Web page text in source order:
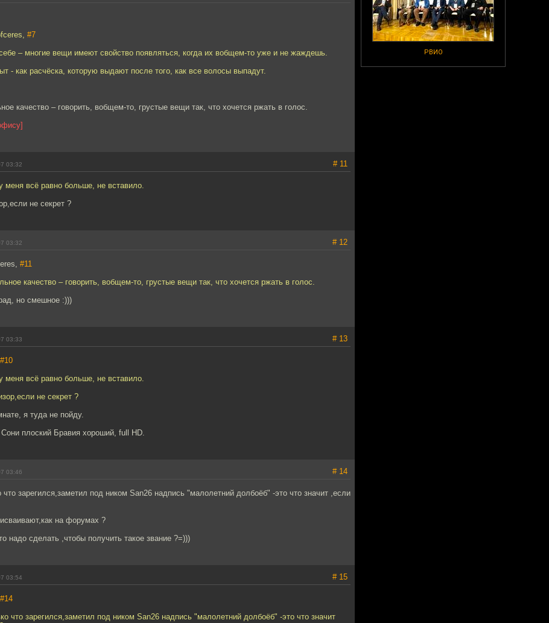
РВИО
#7
– многие вещи имеют свойство появляться, когда их вобщем-то уже и не жаждешь.
- как расчёска, которую выдают после того, как все волосы выпадут.
качество – говорить, вобщем-то, грустые вещи так, что хочется ржать в голос.
03:32 # 11
меня всё равно больше, не вставило.
не секрет ?
03:32 # 12
#11
качество – говорить, вобщем-то, грустые вещи так, что хочется ржать в голос.
но смешное :)))
03:33 # 13
#10
меня всё равно больше, не вставило.
не секрет ?
я туда не пойду.
плоский Бравия хороший, full HD.
03:46 # 14
зарегился,заметил под ником San26 надпись "малолетний долбоёб" -это что значит ,если
на форумах ?
надо сделать ,чтобы получить такое звание ?=)))
03:54 # 15
#14
что зарегился,заметил под ником San26 надпись "малолетний долбоёб" -это что значит